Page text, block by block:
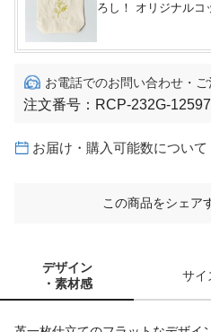
ろし！ オリジナルコ
お電話でのお問い合わせ・
注文番号： RCP-232G-
お届け・購入可能数について
この商品をシェア
デザイン
・素材感
サイ